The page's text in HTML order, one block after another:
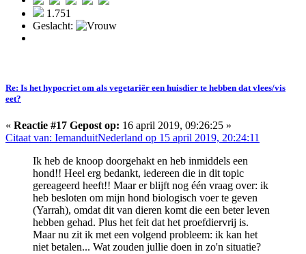
1.751
Geslacht:
Re: Is het hypocriet om als vegetariër een huisdier te hebben dat vlees/vis
eet?
« Reactie #17 Gepost op: 16 april 2019, 09:26:25 »
Citaat van: IemanduitNederland op 15 april 2019, 20:24:11
Ik heb de knoop doorgehakt en heb inmiddels een
hond!! Heel erg bedankt, iedereen die in dit topic
gereageerd heeft!! Maar er blijft nog één vraag over: ik
heb besloten om mijn hond biologisch voer te geven
(Yarrah), omdat dit van dieren komt die een beter leven
hebben gehad. Plus het feit dat het proefdiervrij is.
Maar nu zit ik met een volgend probleem: ik kan het
niet betalen... Wat zouden jullie doen in zo'n situatie?